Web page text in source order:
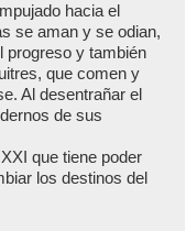
hacia el
se aman y se odian,
progreso y también
que comen y
Al desentrañar el
de sus
que tiene poder
los destinos del